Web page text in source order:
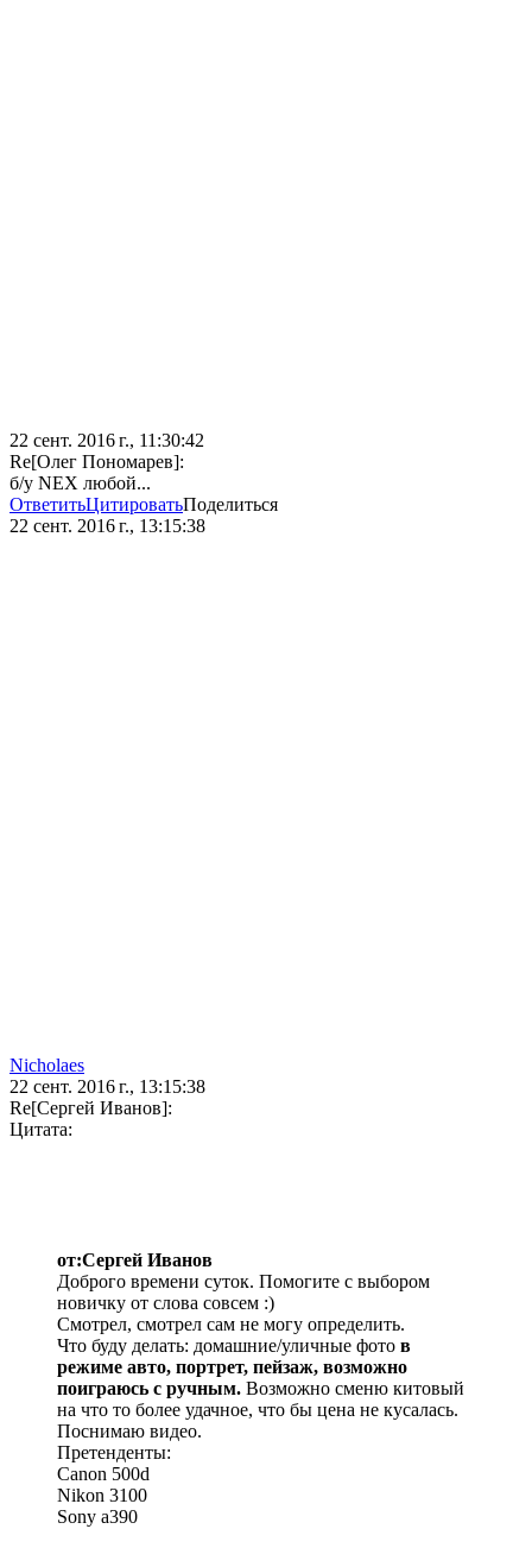
22 сент. 2016 г., 11:30:42
Re[Олег Пономарев]:
б/у NEX любой...
ОтветитьЦитироватьПоделиться
22 сент. 2016 г., 13:15:38
Nicholaes
22 сент. 2016 г., 13:15:38
Re[Сергей Иванов]:
Цитата:
от:Сергей Иванов
Доброго времени суток. Помогите с выбором
новичку от слова совсем :)
Смотрел, смотрел сам не могу определить.
Что буду делать: домашние/уличные фото в
режиме авто, портрет, пейзаж, возможно
поиграюсь с ручным. Возможно сменю китовый
на что то более удачное, что бы цена не кусалась.
Поснимаю видео.
Претенденты:
Canon 500d
Nikon 3100
Sony a390